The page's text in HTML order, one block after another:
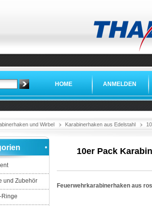
HOME ANMELDEN
und Wirbel Karabinerhaken aus Edelstahl
und Zubehör
Ringe
10er Pack
Feuerwehrkarabinerhaken aus